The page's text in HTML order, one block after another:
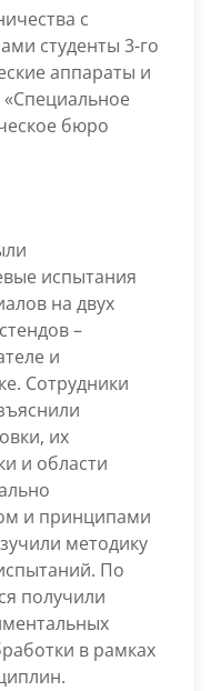
с
студенты 3-го
аппараты и
бюро
испытания
на двух
–
и
Сотрудники
их
и области
и принципами
методику
По
получили
в рамках